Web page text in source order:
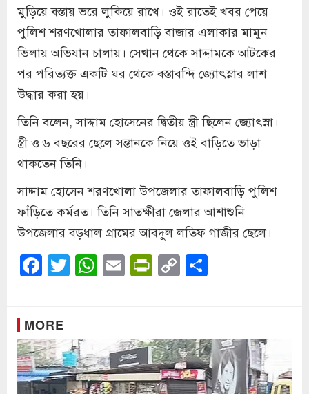
মুড়িয়ে বস্তায় ভরে লুকিয়ে রাখে। ওই রাতেই খবর পেয়ে
পুলিশ শরণখোলার তাফালবাড়ি বাজার এলাকার মামুন
ভিলায় অভিযান চালায়। সেখান থেকে সাদ্দামকে আটকের
পর পরিত্যক্ত একটি ঘর থেকে বস্তাবন্দি জ্যোৎস্নার লাশ
উদ্ধার করা হয়।
তিনি বলেন, সাদ্দাম হোসেনের দ্বিতীয় স্ত্রী ছিলেন জ্যোৎস্না।
স্ত্রী ও ৬ বছরের ছেলে সন্তানকে নিয়ে ওই বাড়িতে ভাড়া
থাকতেন তিনি।
সাদ্দাম হোসেন শরণখোলা উপজেলার তাফালবাড়ি পুলিশ
ফাঁড়িতে কর্মরত। তিনি সাতক্ষীরা জেলার আশাশুনি
উপজেলার বড়ধাল গ্রামের আবদুল লতিফ গাজীর ছেলে।
Facebook
Twitter
WhatsApp
EmailPrintFriendly
Copy
Link
MORE